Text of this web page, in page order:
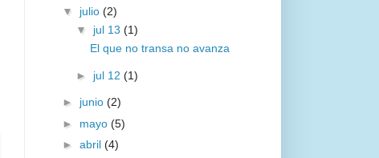
▼ julio (2)
▼ jul 13 (1)
El que no transa no avanza
► jul 12 (1)
► junio (2)
► mayo (5)
► abril (4)